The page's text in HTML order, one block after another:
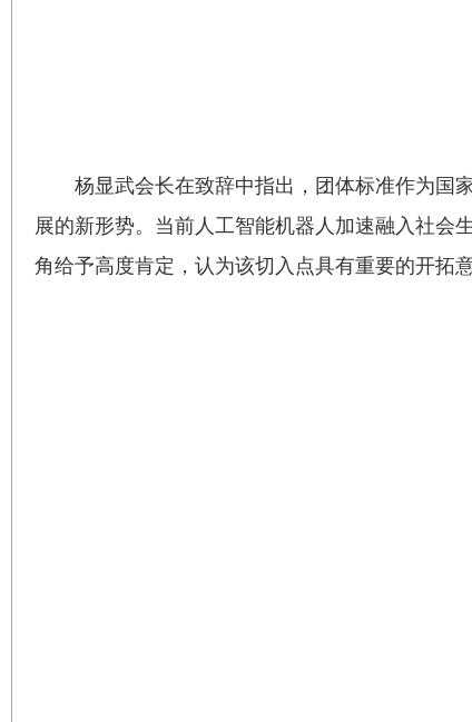
杨显武会长在致辞中指出，团体标准作为国
展的新形势。当前人工智能机器人加速融入社会
角给予高度肯定，认为该切入点具有重要的开拓